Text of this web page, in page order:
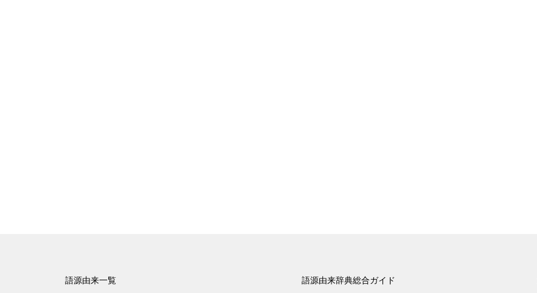
語源由来一覧 語源由来辞典総合ガイド